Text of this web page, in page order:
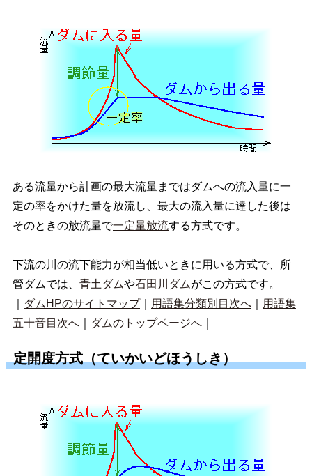
ある流量から計画の最大流量まではダムへの流入量に一
定の率をかけた量を放流し、最大の流入量に達した後は
そのときの放流量で一定量放流する方式です。
下流の川の流下能力が相当低いときに用いる方式で、所
管ダムでは、 青土ダムや石田川ダムがこの方式です。
ダムHPのサイトマップ｜ 用語集分類別目次へ
用語集
五十音目次へ
ダムのトップページへ
定開度方式（ていかいどほうしき）